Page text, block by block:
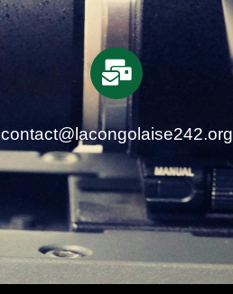
contact@lacongolaise242.org